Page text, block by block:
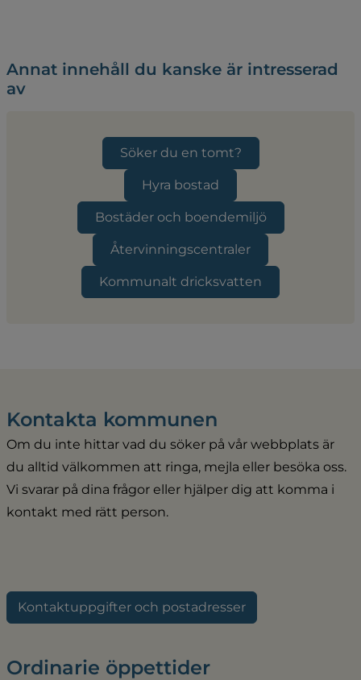
Annat innehåll du kanske är intresserad
av
Söker du en tomt?
Hyra bostad
Bostäder och boendemiljö
Återvinningscentraler
Kommunalt dricksvatten
Kontakta kommunen
Om du inte hittar vad du söker på vår webbplats är
du alltid välkommen att ringa, mejla eller besöka oss.
Vi svarar på dina frågor eller hjälper dig att komma i
kontakt med rätt person.
Kontaktuppgifter och postadresser
Ordinarie öppettider